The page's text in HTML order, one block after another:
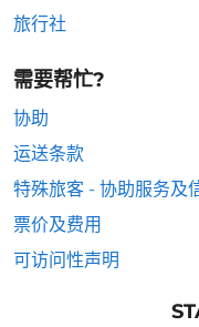
旅行社
需要帮忙?
协助
运送条款
特殊旅客 - 协助服务及
票价及费用
可访问性声明